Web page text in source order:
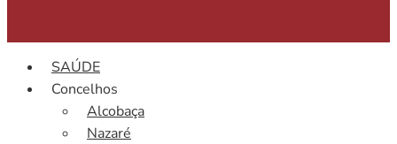
SAÚDE
Concelhos
Alcobaça
Nazaré